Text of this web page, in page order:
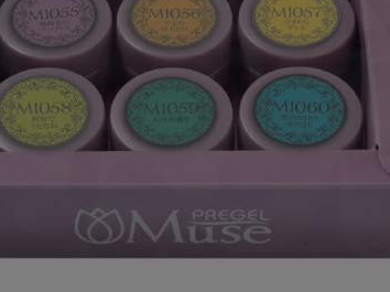
マニキュア